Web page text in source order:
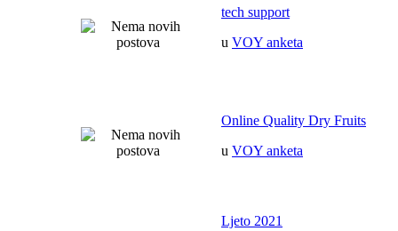
tech support
u VOY anketa
Online Quality Dry Fruits
u VOY anketa
Ljeto 2021